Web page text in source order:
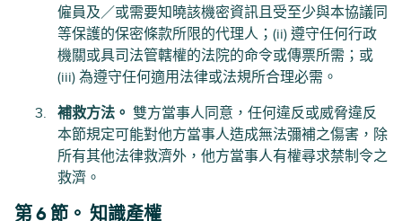
僱員及／或需要知曉該機密資訊且受至少與本協議同
等保護的保密條款所限的代理人；(ii) 遵守任何行政
機關或具司法管轄權的法院的命令或傳票所需；或
(iii) 為遵守任何適用法律或法規所合理必需。
補救方法。 雙方當事人同意，任何違反或威脅違反
本節規定可能對他方當事人造成無法彌補之傷害，除
所有其他法律救濟外，他方當事人有權尋求禁制令之
救濟。
第 6 節。 知識產權